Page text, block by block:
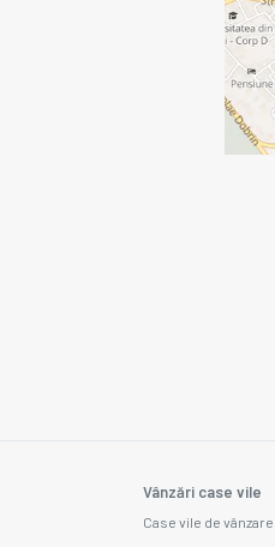
Vânzări case vile
Case vile de